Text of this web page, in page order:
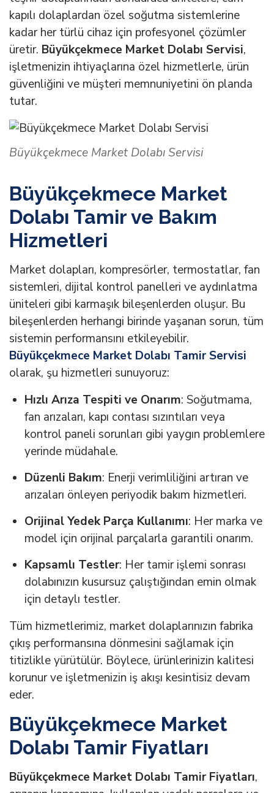
kapılı dolaplardan özel soğutma sistemlerine
kadar her türlü cihaz için profesyonel çözümler
üretir. Büyükçekmece Market Dolabı Servisi,
işletmenizin ihtiyaçlarına özel hizmetlerle, ürün
güvenliğini ve müşteri memnuniyetini ön planda
tutar.
Büyükçekmece Market Dolabı Servisi
Büyükçekmece Market
Dolabı Tamir ve Bakım
Hizmetleri
Market dolapları, kompresörler, termostatlar, fan
sistemleri, dijital kontrol panelleri ve aydınlatma
üniteleri gibi karmaşık bileşenlerden oluşur. Bu
bileşenlerden herhangi birinde yaşanan sorun, tüm
sistemin performansını etkileyebilir.
Büyükçekmece Market Dolabı Tamir Servisi
olarak, şu hizmetleri sunuyoruz:
Hızlı Arıza Tespiti ve Onarım: Soğutmama,
fan arızaları, kapı contası sızıntıları veya
kontrol paneli sorunları gibi yaygın problemlere
yerinde müdahale.
Düzenli Bakım: Enerji verimliliğini artıran ve
arızaları önleyen periyodik bakım hizmetleri.
Orijinal Yedek Parça Kullanımı: Her marka ve
model için orijinal parçalarla garantili onarım.
Kapsamlı Testler: Her tamir işlemi sonrası
dolabınızın kusursuz çalıştığından emin olmak
için detaylı testler.
Tüm hizmetlerimiz, market dolaplarınızın fabrika
çıkış performansına dönmesini sağlamak için
titizlikle yürütülür. Böylece, ürünlerinizin kalitesi
korunur ve işletmenizin iş akışı kesintisiz devam
eder.
Büyükçekmece Market
Dolabı Tamir Fiyatları
Büyükçekmece Market Dolabı Tamir Fiyatları,